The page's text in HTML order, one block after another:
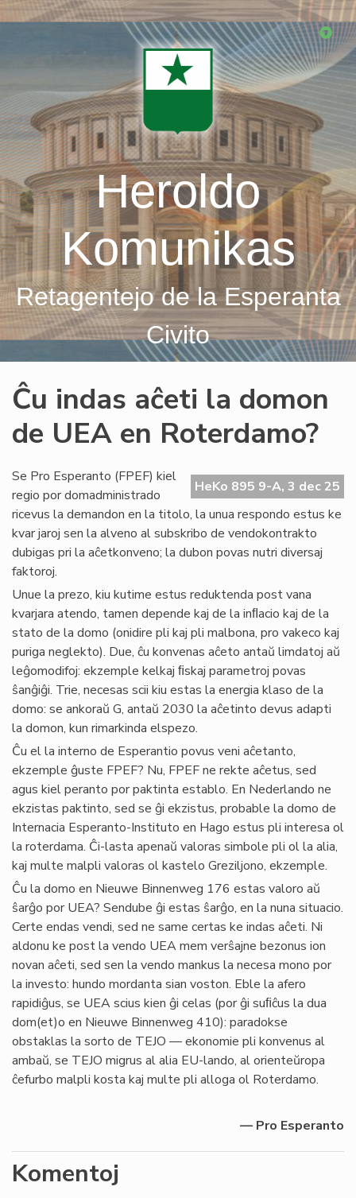
Skip
Heroldo
Komunikas
Retagentejo de la Esperanta
Civito
Ĉu indas aĉeti la domon
de UEA en Roterdamo?
HeKo 895 9-A, 3 dec 25
Se Pro Esperanto (FPEF) kiel
regio por domadministrado
ricevus la demandon en la titolo, la unua respondo estus ke
kvar jaroj sen la alveno al subskribo de vendokontrakto
dubigas pri la aĉetkonveno; la dubon povas nutri diversaj
faktoroj.
Unue la prezo, kiu kutime estus reduktenda post vana
kvarjara atendo, tamen depende kaj de la inﬂacio kaj de la
stato de la domo (onidire pli kaj pli malbona, pro vakeco kaj
puriga neglekto). Due, ĉu konvenas aĉeto antaŭ limdatoj aŭ
leĝomodifoj: ekzemple kelkaj ﬁskaj parametroj povas
ŝanĝiĝi. Trie, necesas scii kiu estas la energia klaso de la
domo: se ankoraŭ G, antaŭ 2030 la aĉetinto devus adapti
la domon, kun rimarkinda elspezo.
Ĉu el la interno de Esperantio povus veni aĉetanto,
ekzemple ĝuste FPEF? Nu, FPEF ne rekte aĉetus, sed
agus kiel peranto por paktinta establo. En Nederlando ne
ekzistas paktinto, sed se ĝi ekzistus, probable la domo de
Internacia Esperanto-Instituto en Hago estus pli interesa ol
la roterdama. Ĉi-lasta apenaŭ valoras simbole pli ol la alia,
kaj multe malpli valoras ol kastelo Greziljono, ekzemple.
Ĉu la domo en Nieuwe Binnenweg 176 estas valoro aŭ
ŝarĝo por UEA? Sendube ĝi estas ŝarĝo, en la nuna situacio.
Certe endas vendi, sed ne same certas ke indas aĉeti. Ni
aldonu ke post la vendo UEA mem verŝajne bezonus ion
novan aĉeti, sed sen la vendo mankus la necesa mono por
la investo: hundo mordanta sian voston. Eble la afero
rapidiĝus, se UEA scius kien ĝi celas (por ĝi suﬁĉus la dua
dom(et)o en Nieuwe Binnenweg 410): paradokse
obstaklas la sorto de TEJO — ekonomie pli konvenus al
ambaŭ, se TEJO migrus al alia EU-lando, al orienteŭropa
ĉefurbo malpli kosta kaj multe pli alloga ol Roterdamo.
— Pro Esperanto
Komentoj